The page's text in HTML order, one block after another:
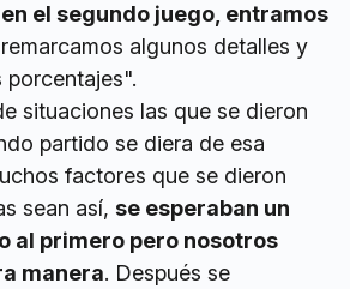
el segundo juego, entramos
algunos detalles y
porcentajes".
situaciones las que se dieron
partido se diera de esa
factores que se dieron
sean así, se esperaban un
al primero pero nosotros
manera. Después se